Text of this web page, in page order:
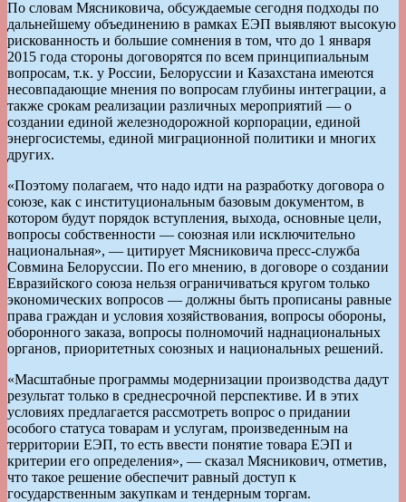
По словам Мясниковича, обсуждаемые сегодня подходы по
дальнейшему объединению в рамках ЕЭП выявляют высокую
рискованность и большие сомнения в том, что до 1 января
2015 года стороны договорятся по всем принципиальным
вопросам, т.к. у России, Белоруссии и Казахстана имеются
несовпадающие мнения по вопросам глубины интеграции, а
также срокам реализации различных мероприятий — о
создании единой железнодорожной корпорации, единой
энергосистемы, единой миграционной политики и многих
других.
«Поэтому полагаем, что надо идти на разработку договора о
союзе, как с институциональным базовым документом, в
котором будут порядок вступления, выхода, основные цели,
вопросы собственности — союзная или исключительно
национальная», — цитирует Мясниковича пресс-служба
Совмина Белоруссии. По его мнению, в договоре о создании
Евразийского союза нельзя ограничиваться кругом только
экономических вопросов — должны быть прописаны равные
права граждан и условия хозяйствования, вопросы обороны,
оборонного заказа, вопросы полномочий наднациональных
органов, приоритетных союзных и национальных решений.
«Масштабные программы модернизации производства дадут
результат только в среднесрочной перспективе. И в этих
условиях предлагается рассмотреть вопрос о придании
особого статуса товарам и услугам, произведенным на
территории ЕЭП, то есть ввести понятие товара ЕЭП и
критерии его определения», — сказал Мясникович, отметив,
что такое решение обеспечит равный доступ к
государственным закупкам и тендерным торгам.